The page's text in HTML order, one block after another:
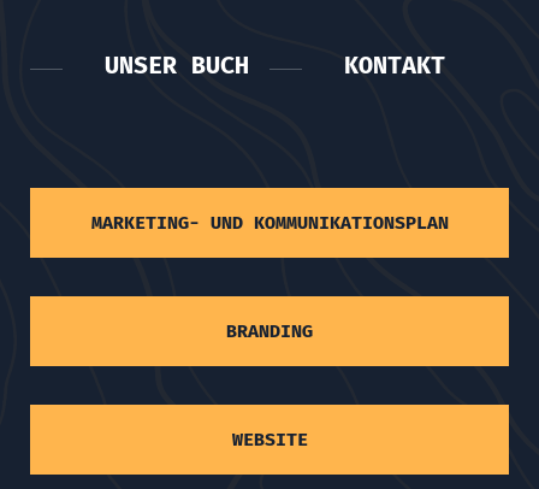
UNSER BUCH KONTAKT
MARKETING- UND KOMMUNIKATIONSPLAN
BRANDING
WEBSITE